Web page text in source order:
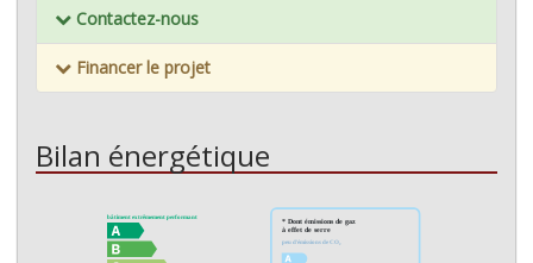
Contactez-nous
Financer le projet
Bilan énergétique